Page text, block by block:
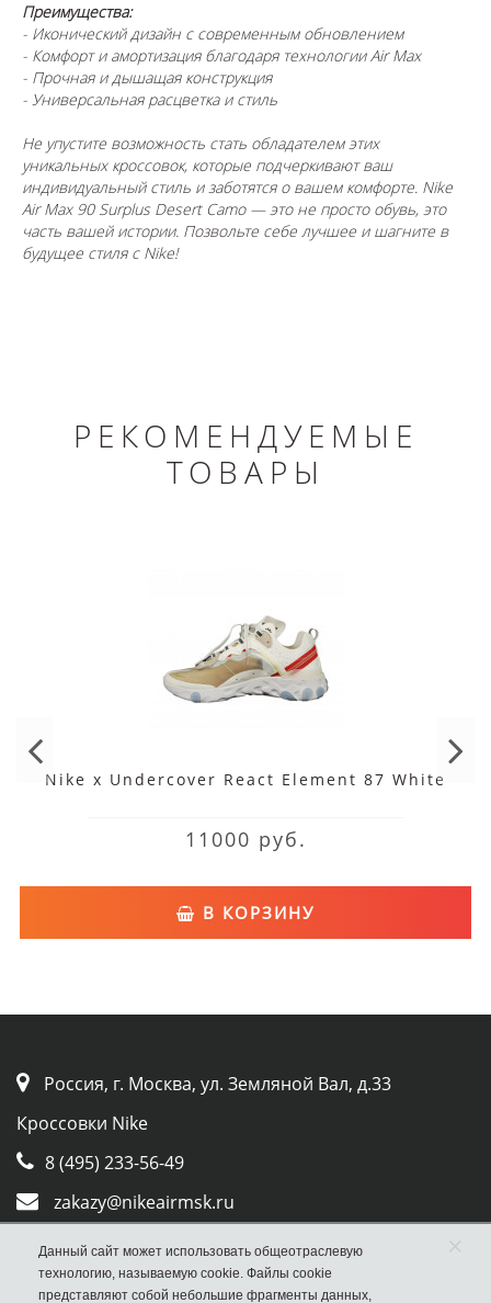
Преимущества:
- Иконический дизайн с современным обновлением
- Комфорт и амортизация благодаря технологии Air Max
- Прочная и дышащая конструкция
- Универсальная расцветка и стиль
Не упустите возможность стать обладателем этих
уникальных кроссовок, которые подчеркивают ваш
индивидуальный стиль и заботятся о вашем комфорте. Nike
Air Max 90 Surplus Desert Camo — это не просто обувь, это
часть вашей истории. Позвольте себе лучшее и шагните в
будущее стиля с Nike!
РЕКОМЕНДУЕМЫЕ
ТОВАРЫ
Nike x Undercover React Element 87 White
11000 руб.
В КОРЗИНУ
Россия, г. Москва, ул. Земляной Вал, д.33
Кроссовки Nike
8 (495) 233-56-49
zakazy@nikeairmsk.ru
Whatsapp
Viber
Данный сайт может использовать общеотраслевую
технологию, называемую cookie. Файлы cookie
представляют собой небольшие фрагменты данных,
×